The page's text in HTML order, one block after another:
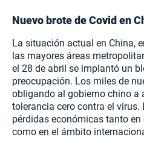
Nuevo brote de Covid en
La situación actual en China,
las mayores áreas
el 28 de abril se implantó un
preocupación. Los miles de
obligando al gobierno chino a
tolerancia cero contra el
pérdidas económicas tanto
como en el ámbito